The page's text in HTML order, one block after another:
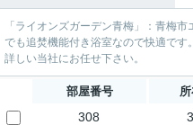
「ライオンズガーデン青梅」：青梅
でも追焚機能付き浴室なので快適で
詳しい当社にお任せ下さい。
部屋番号
308